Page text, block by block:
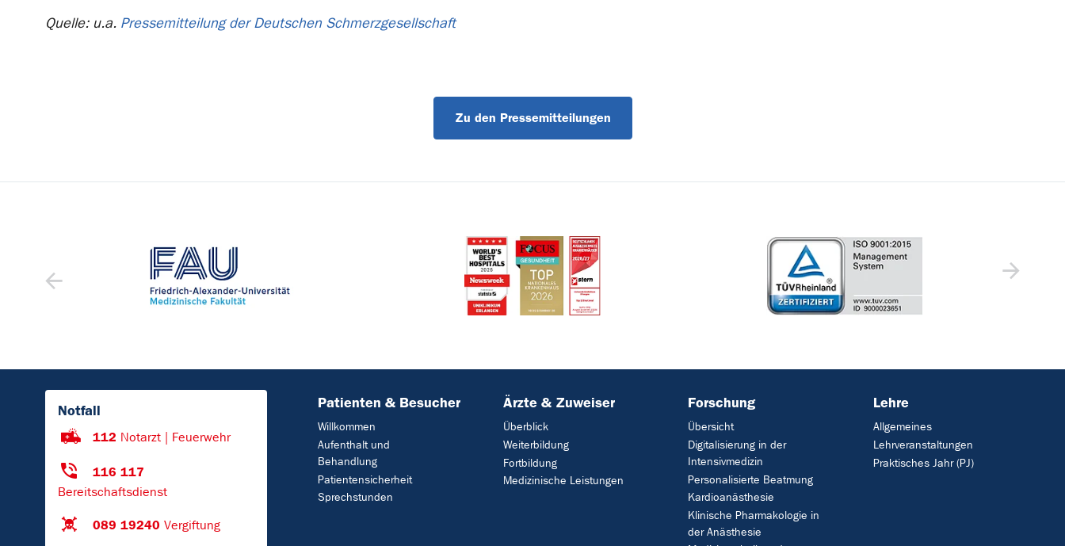
Quelle: u.a. Pressemitteilung der Deutschen Schmerzgesellschaft
Zu den Pressemitteilungen
Notfall
112 Notarzt | Feuerwehr
116 117
Bereitschaftsdienst
089 19240 Vergiftung
Patienten & Besucher
Willkommen
Aufenthalt und
Behandlung
Patientensicherheit
Sprechstunden
Ärzte & Zuweiser
Überblick
Weiterbildung
Fortbildung
Medizinische Leistungen
Forschung
Übersicht
Digitalisierung in der
Intensivmedizin
Personalisierte Beatmung
Kardioanästhesie
Klinische Pharmakologie in
der Anästhesie
Lehre
Allgemeines
Lehrveranstaltungen
Praktisches Jahr (PJ)